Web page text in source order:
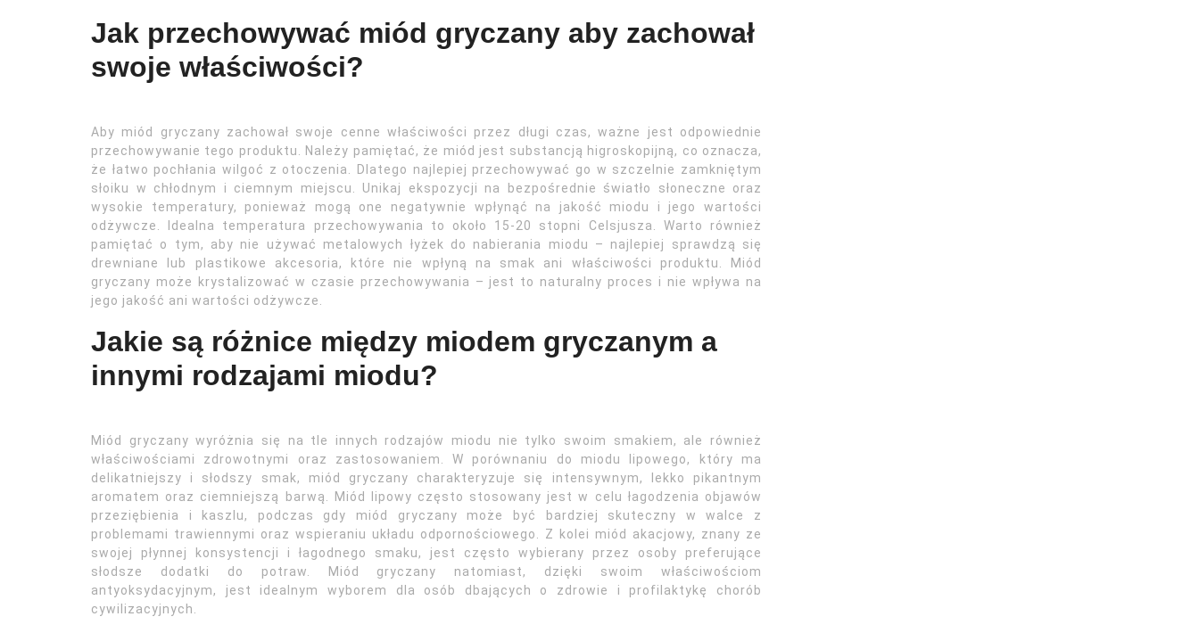
Jak przechowywać miód gryczany aby zachował
swoje właściwości?
Aby miód gryczany zachował swoje cenne właściwości przez długi czas, ważne jest odpowiednie
przechowywanie tego produktu. Należy pamiętać, że miód jest substancją higroskopijną, co oznacza,
że łatwo pochłania wilgoć z otoczenia. Dlatego najlepiej przechowywać go w szczelnie zamkniętym
słoiku w chłodnym i ciemnym miejscu. Unikaj ekspozycji na bezpośrednie światło słoneczne oraz
wysokie temperatury, ponieważ mogą one negatywnie wpłynąć na jakość miodu i jego wartości
odżywcze. Idealna temperatura przechowywania to około 15-20 stopni Celsjusza. Warto również
pamiętać o tym, aby nie używać metalowych łyżek do nabierania miodu – najlepiej sprawdzą się
drewniane lub plastikowe akcesoria, które nie wpłyną na smak ani właściwości produktu. Miód
gryczany może krystalizować w czasie przechowywania – jest to naturalny proces i nie wpływa na
jego jakość ani wartości odżywcze.
Jakie są różnice między miodem gryczanym a
innymi rodzajami miodu?
Miód gryczany wyróżnia się na tle innych rodzajów miodu nie tylko swoim smakiem, ale również
właściwościami zdrowotnymi oraz zastosowaniem. W porównaniu do miodu lipowego, który ma
delikatniejszy i słodszy smak, miód gryczany charakteryzuje się intensywnym, lekko pikantnym
aromatem oraz ciemniejszą barwą. Miód lipowy często stosowany jest w celu łagodzenia objawów
przeziębienia i kaszlu, podczas gdy miód gryczany może być bardziej skuteczny w walce z
problemami trawiennymi oraz wspieraniu układu odpornościowego. Z kolei miód akacjowy, znany ze
swojej płynnej konsystencji i łagodnego smaku, jest często wybierany przez osoby preferujące
słodsze dodatki do potraw. Miód gryczany natomiast, dzięki swoim właściwościom
antyoksydacyjnym, jest idealnym wyborem dla osób dbających o zdrowie i profilaktykę chorób
cywilizacyjnych.